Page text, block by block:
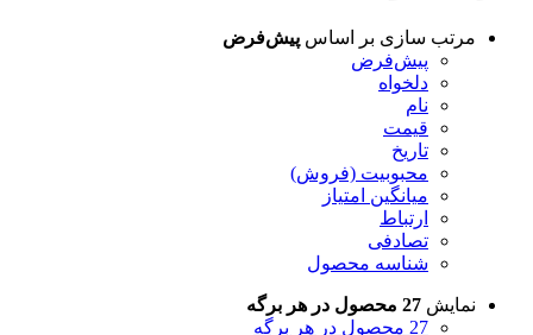
مرتب سازی بر اساس پیش‌فرض
پیش‌فرض
دلخواه
نام
قیمت
تاریخ
محبوبیت (فروش)
میانگین امتیاز
ارتباط
تصادفی
شناسه محصول
نمایش 27 محصول در هر برگه
27 محصول در هر برگه